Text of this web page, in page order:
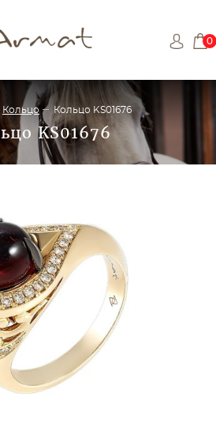
0
Кольцо Кольцо KS01676
KS01676